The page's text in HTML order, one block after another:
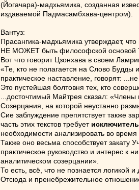
(Йогачара)-мадхьямика, созданная
издаваемой Падмасамбхава-центром).
Вантуз:
Прасангика-мадхьямика утверждает,
НЕ МОЖЕТ быть философской основой
Вот что говорит Цзонхава в своем
«Те, кто не полагается на Слово
практическое наставление, говорят:
Это пустейшая болтовня тех, кто
...досточтимый Майтрея сказал:
Созерцания, на которой неустанно
Сие заблуждение препятствует также
часть этих текстов требует
необходимости анализировать во время
Также оно весьма способствует закату
практическое руководство и интерес к
аналитическом созерцании».
То есть, всё, что не познается
Отсюда и пренебрежительное отношение